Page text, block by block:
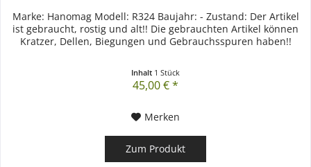
Marke: Hanomag Modell: R324 Baujahr: - Zustand: Der Artikel
ist gebraucht, rostig und alt!! Die gebrauchten Artikel können
Kratzer, Dellen, Biegungen und Gebrauchsspuren haben!!
Inhalt 1 Stück
45,00 € *
Merken
Zum Produkt